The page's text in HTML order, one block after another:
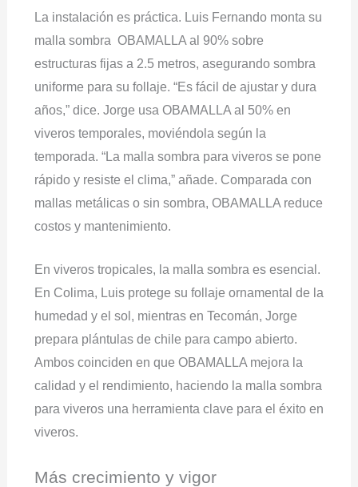
La instalación es práctica. Luis Fernando monta su
malla sombra OBAMALLA al 90% sobre
estructuras fijas a 2.5 metros, asegurando sombra
uniforme para su follaje. “Es fácil de ajustar y dura
años,” dice. Jorge usa OBAMALLA al 50% en
viveros temporales, moviéndola según la
temporada. “La malla sombra para viveros se pone
rápido y resiste el clima,” añade. Comparada con
mallas metálicas o sin sombra, OBAMALLA reduce
costos y mantenimiento.
En viveros tropicales, la malla sombra es esencial.
En Colima, Luis protege su follaje ornamental de la
humedad y el sol, mientras en Tecomán, Jorge
prepara plántulas de chile para campo abierto.
Ambos coinciden en que OBAMALLA mejora la
calidad y el rendimiento, haciendo la malla sombra
para viveros una herramienta clave para el éxito en
viveros.
Más crecimiento y vigor